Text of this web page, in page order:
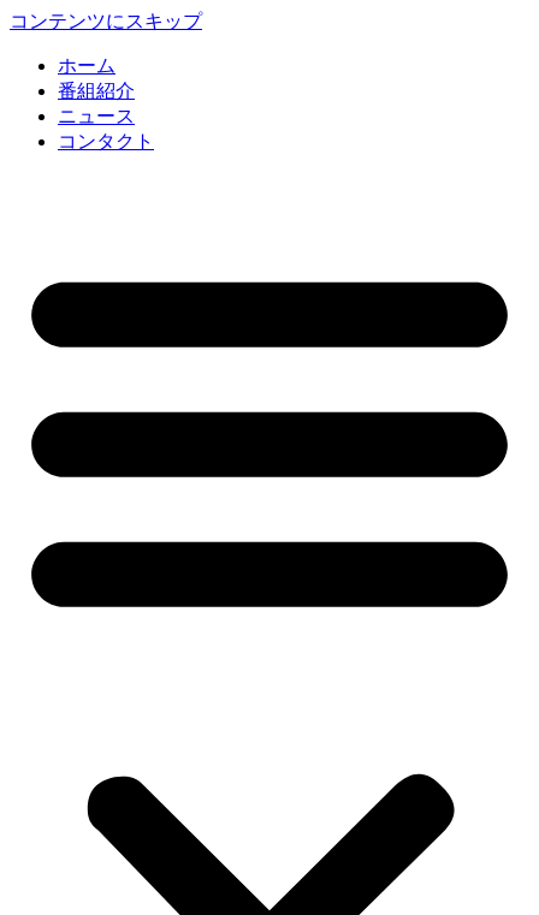
コンテンツにスキップ
ホーム
番組紹介
ニュース
コンタクト